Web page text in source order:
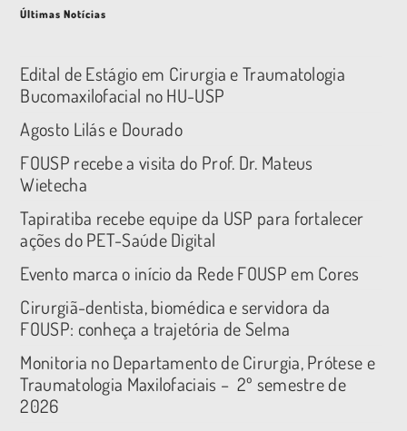
Últimas Notícias
Edital de Estágio em Cirurgia e Traumatologia
Bucomaxilofacial no HU-USP
Agosto Lilás e Dourado
FOUSP recebe a visita do Prof. Dr. Mateus
Wietecha
Tapiratiba recebe equipe da USP para fortalecer
ações do PET-Saúde Digital
Evento marca o início da Rede FOUSP em Cores
Cirurgiã-dentista, biomédica e servidora da
FOUSP: conheça a trajetória de Selma
Monitoria no Departamento de Cirurgia, Prótese e
Traumatologia Maxilofaciais – 2º semestre de
2026